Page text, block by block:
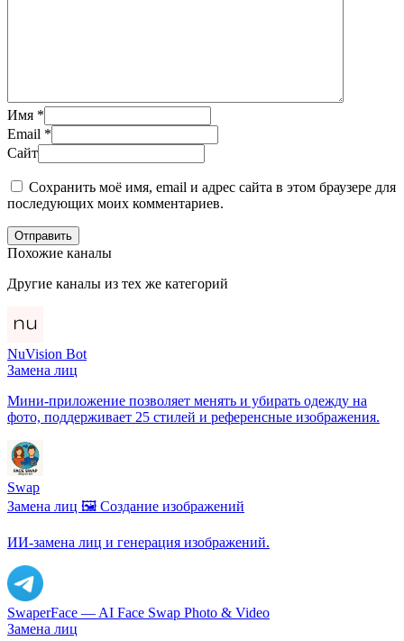
Имя *
Email *
Сайт
Сохранить моё имя, email и адрес сайта в этом браузере для
последующих моих комментариев.
Отправить
Похожие каналы
Другие каналы из тех же категорий
NuVision Bot
Замена лиц
Мини-приложение позволяет менять и убирать одежду на
фото, поддерживает 25 стилей и референсные изображения.
Swap
Замена лиц 🖼️ Создание изображений
ИИ-замена лиц и генерация изображений.
SwaperFace — AI Face Swap Photo & Video
Замена лиц